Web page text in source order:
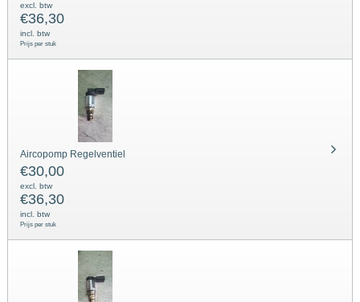
excl. btw
€36,30
incl. btw
Prijs per stuk
Aircopomp Regelventiel
€30,00
excl. btw
€36,30
incl. btw
Prijs per stuk